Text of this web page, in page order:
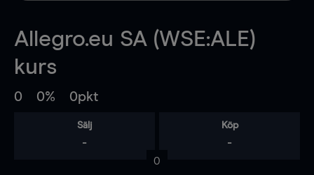
Allegro.eu SA (WSE:ALE)
kurs
0 0% 0pkt
Sälj
-
Köp
-
0